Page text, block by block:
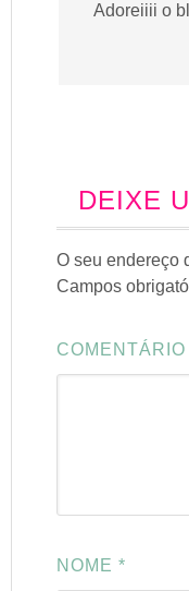
Adoreiiii o
DEIXE
O seu endereço
Campos
NOME*